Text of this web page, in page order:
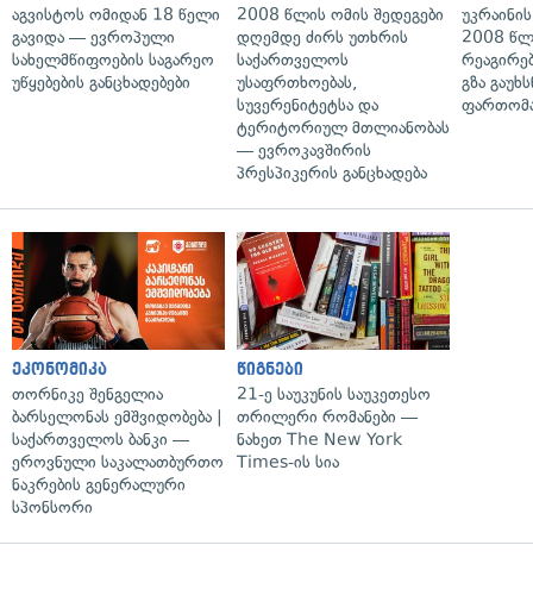
აგვისტოს ომიდან 18 წელი
გავიდა — ევროპული
სახელმწიფოების საგარეო
უწყებების განცხადებები
2008 წლის ომის შედეგები
დღემდე ძირს უთხრის
საქართველოს
უსაფრთხოებას,
სუვერენიტეტსა და
ტერიტორიულ მთლიანობას
— ევროკავშირის
პრესპიკერის განცხადება
2008
გზა
ეკონომიკა
თორნიკე შენგელია
ბარსელონას ემშვიდობება |
საქართველოს ბანკი —
ეროვნული საკალათბურთო
ნაკრების გენერალური
სპონსორი
წიგნები
21-ე საუკუნის საუკეთესო
თრილერი რომანები —
ნახეთ The New York
Times-ის სია